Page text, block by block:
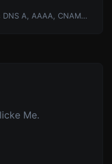
Encuentra los registros DNS A, AAAA, CNAME, MX, NS, TXT, SOA de un host.
Me.